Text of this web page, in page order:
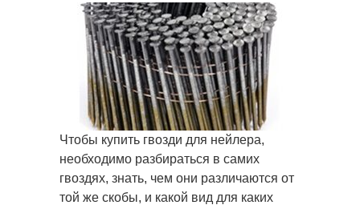
Гвозди
для
нейлера
Чтобы купить гвозди для нейлера,
необходимо разбираться в самих
гвоздях, знать, чем они различаются от
той же скобы, и какой вид для каких